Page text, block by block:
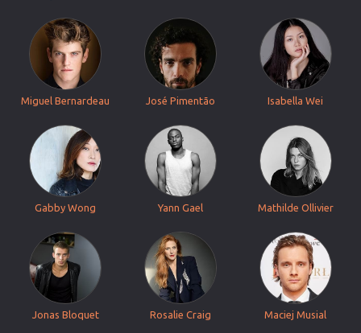
Miguel Bernardeau José Pimentão Isabella Wei
Gabby Wong Yann Gael Mathilde Ollivier
Jonas Bloquet Rosalie Craig Maciej Musial